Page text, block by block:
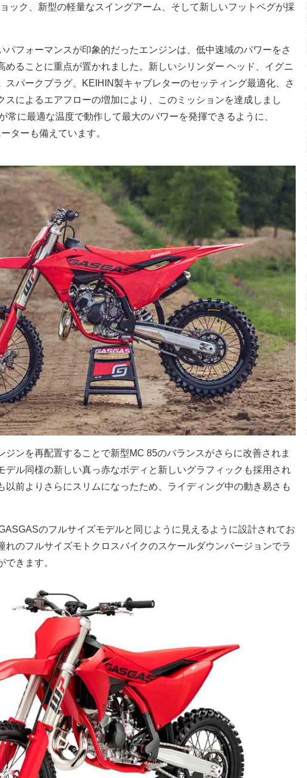
ック、新型の軽量なスイングアーム、そして新しいフットペグが採
パフォーマンスが印象的だったエンジンは、低中速域のパワーをさ
めることに重点が置かれました。新しいシリンダー ヘッド、イグニ
スパークプラグ、KEIHIN製キャブレターのセッティング最適化、さ
スによるエアフローの増加により、このミッションを達成しまし
常に最適な温度で動作して最大のパワーを発揮できるように、
ターも備えています。
ジンを再配置することで新型MC 85のバランスがさらに改善されま
デル同様の新しい真っ赤なボディと新しいグラフィックも採用され
以前よりさらにスリムになったため、ライディング中の動き易さも
のフルサイズモデルと同じように見えるように設計されてお
れのフルサイズモトクロスバイクのスケールダウンバージョンでラ
きます。